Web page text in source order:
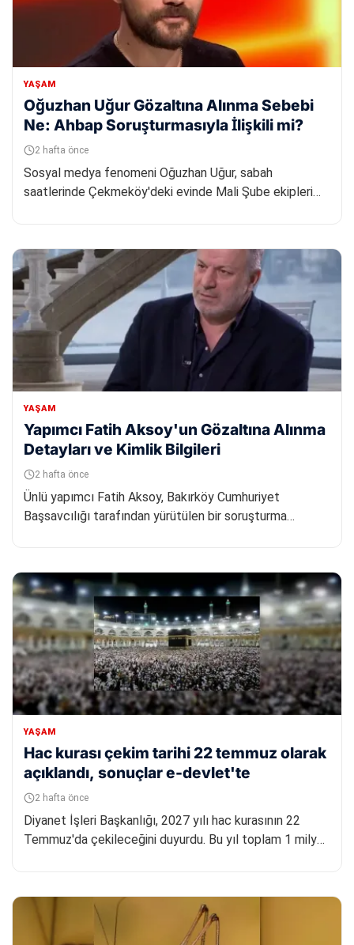
YAŞAM
Oğuzhan Uğur Gözaltına Alınma Sebebi
Ne: Ahbap Soruşturmasıyla İlişkili mi?
2 hafta önce
Sosyal medya fenomeni Oğuzhan Uğur, sabah
saatlerinde Çekmeköy'deki evinde Mali Şube ekipleri
YAŞAM
Yapımcı Fatih Aksoy'un Gözaltına Alınma
Detayları ve Kimlik Bilgileri
2 hafta önce
Ünlü yapımcı Fatih Aksoy, Bakırköy Cumhuriyet
Başsavcılığı tarafından yürütülen bir soruşturma
YAŞAM
Hac kurası çekim tarihi 22 temmuz olarak
açıklandı, sonuçlar e-devlet'te
2 hafta önce
Diyanet İşleri Başkanlığı, 2027 yılı hac kurasının 22
Temmuz'da çekileceğini duyurdu. Bu yıl toplam 1 milyon